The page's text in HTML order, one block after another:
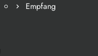
Empfang